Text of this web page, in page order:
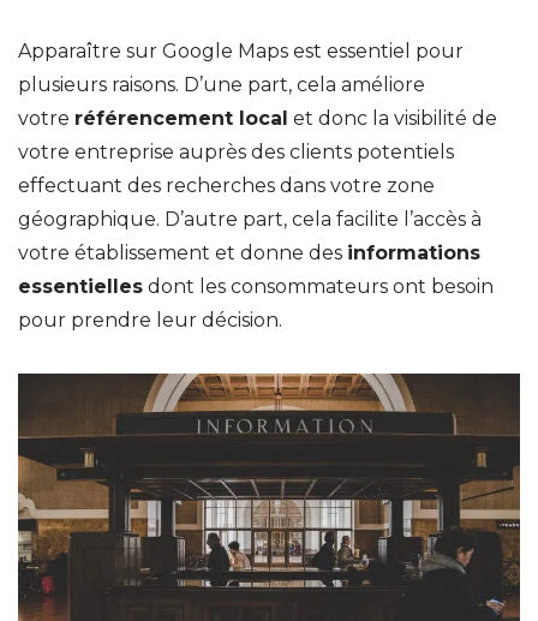
Apparaître sur Google Maps est essentiel pour
plusieurs raisons. D’une part, cela améliore
votre référencement local et donc la visibilité de
votre entreprise auprès des clients potentiels
effectuant des recherches dans votre zone
géographique. D’autre part, cela facilite l’accès à
votre établissement et donne des informations
essentielles dont les consommateurs ont besoin
pour prendre leur décision.